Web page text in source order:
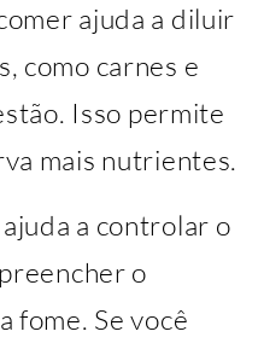
ajuda a diluir
como carnes e
Isso permite
mais nutrientes.
a controlar o
o
fome. Se você